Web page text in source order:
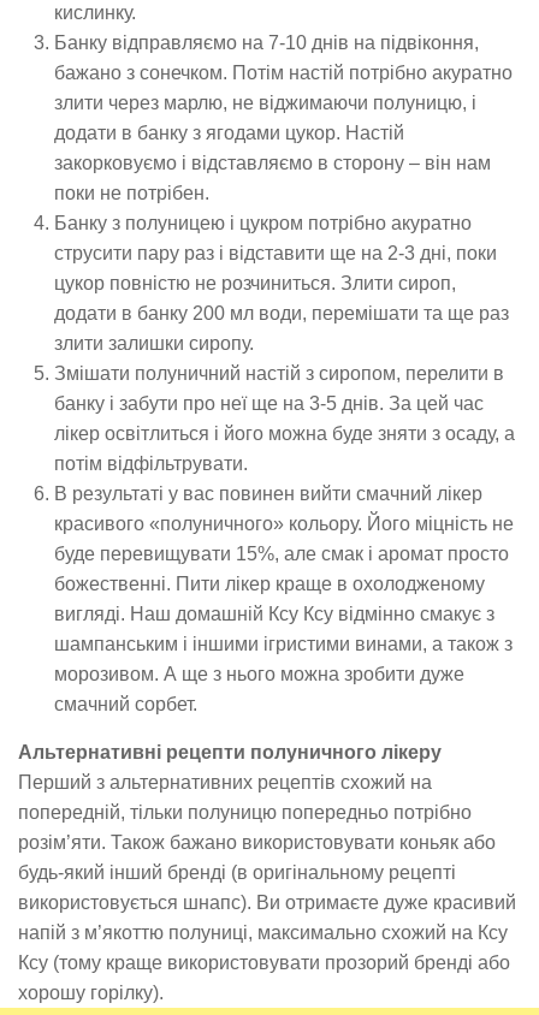
кислинку.
Банку відправляємо на 7-10 днів на підвіконня,
бажано з сонечком. Потім настій потрібно акуратно
злити через марлю, не віджимаючи полуницю, і
додати в банку з ягодами цукор. Настій
закорковуємо і відставляємо в сторону – він нам
поки не потрібен.
Банку з полуницею і цукром потрібно акуратно
струсити пару раз і відставити ще на 2-3 дні, поки
цукор повністю не розчиниться. Злити сироп,
додати в банку 200 мл води, перемішати та ще раз
злити залишки сиропу.
Змішати полуничний настій з сиропом, перелити в
банку і забути про неї ще на 3-5 днів. За цей час
лікер освітлиться і його можна буде зняти з осаду, а
потім відфільтрувати.
В результаті у вас повинен вийти смачний лікер
красивого «полуничного» кольору. Його міцність не
буде перевищувати 15%, але смак і аромат просто
божественні. Пити лікер краще в охолодженому
вигляді. Наш домашній Ксу Ксу відмінно смакує з
шампанським і іншими ігристими винами, а також з
морозивом. А ще з нього можна зробити дуже
смачний сорбет.
Альтернативні рецепти полуничного лікеру
Перший з альтернативних рецептів схожий на
попередній, тільки полуницю попередньо потрібно
розім’яти. Також бажано використовувати коньяк або
будь-який інший бренді (в оригінальному рецепті
використовується шнапс). Ви отримаєте дуже красивий
напій з м’якоттю полуниці, максимально схожий на Ксу
Ксу (тому краще використовувати прозорий бренді або
хорошу горілку).